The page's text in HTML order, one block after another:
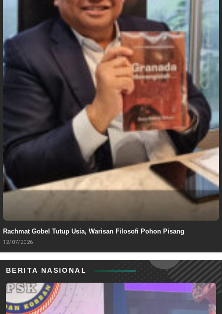
Rachmat Gobel Tutup Usia, Warisan Filosofi Pohon Pisang
12/07/2026
BERITA NASIONAL